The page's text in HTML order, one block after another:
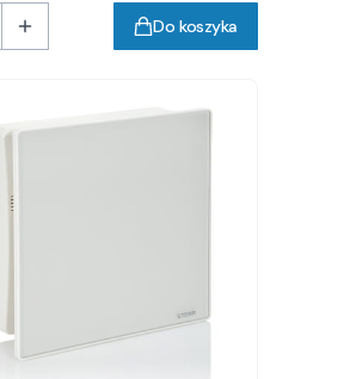
Do koszyka